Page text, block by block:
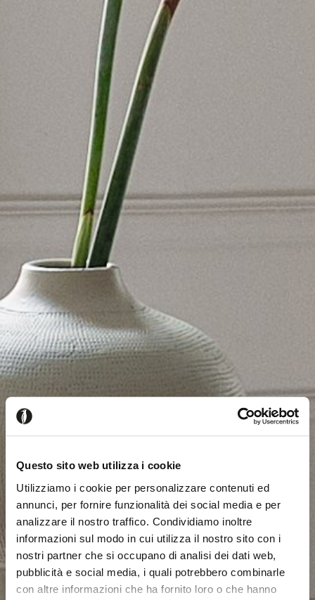
Questo sito web utilizza i cookie
Utilizziamo i cookie per personalizzare contenuti ed
annunci, per fornire funzionalità dei social media e per
analizzare il nostro traffico. Condividiamo inoltre
informazioni sul modo in cui utilizza il nostro sito con i
nostri partner che si occupano di analisi dei dati web,
pubblicità e social media, i quali potrebbero combinarle
con altre informazioni che ha fornito loro o che hanno